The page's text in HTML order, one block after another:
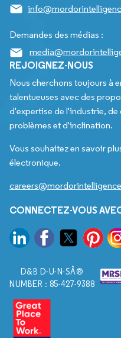
Demandes des médias :
REJOIGNEZ-NOUS
Nous cherchons toujours à
talentueuses avec des
d'expertise de l'industrie,
problèmes et d'inclination.
Vous souhaitez en savoir
électronique.
CONNECTEZ-VOUS
D&B D-U-N-SÂ®
NUMBER : 85-427-9388